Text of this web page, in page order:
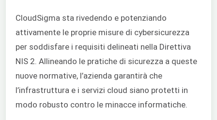
CloudSigma sta rivedendo e potenziando
attivamente le proprie misure di cybersicurezza
per soddisfare i requisiti delineati nella Direttiva
NIS 2. Allineando le pratiche di sicurezza a queste
nuove normative, l’azienda garantirà che
l’infrastruttura e i servizi cloud siano protetti in
modo robusto contro le minacce informatiche.